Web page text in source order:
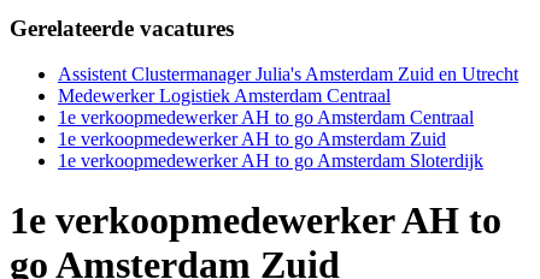
Gerelateerde vacatures
Assistent Clustermanager Julia's Amsterdam Zuid en Utrecht
Medewerker Logistiek Amsterdam Centraal
1e verkoopmedewerker AH to go Amsterdam Centraal
1e verkoopmedewerker AH to go Amsterdam Zuid
1e verkoopmedewerker AH to go Amsterdam Sloterdijk
1e verkoopmedewerker AH to
go Amsterdam Zuid